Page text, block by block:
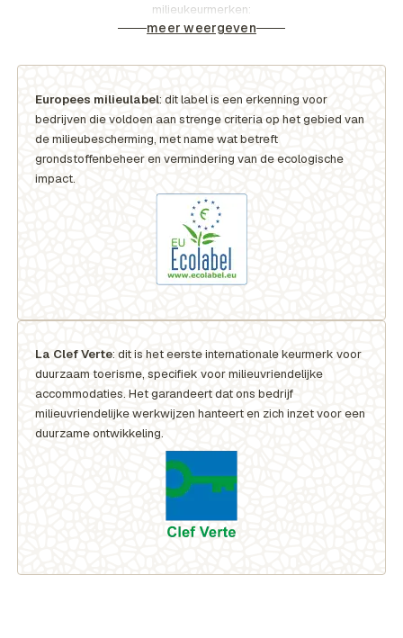
milieukeurmerken:
meer weergeven
Europees milieulabel: dit label is een erkenning voor
bedrijven die voldoen aan strenge criteria op het gebied van
de milieubescherming, met name wat betreft
grondstoffenbeheer en vermindering van de ecologische
impact.
La Clef Verte: dit is het eerste internationale keurmerk voor
duurzaam toerisme, specifiek voor milieuvriendelijke
accommodaties. Het garandeert dat ons bedrijf
milieuvriendelijke werkwijzen hanteert en zich inzet voor een
duurzame ontwikkeling.